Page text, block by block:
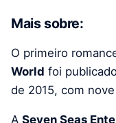
Mais sobre:
O primeiro
World foi
de 2015, com
A Seven Seas